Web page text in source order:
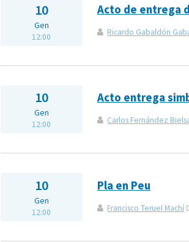
10
Gen
12:00
Acto de entrega
Ricardo Gabaldón
10
Gen
12:00
Acto entrega
Carlos Fernández
10
Gen
12:00
Pla en Peu
Francisco Teruel Machí